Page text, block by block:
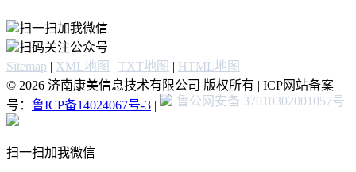
扫一扫加我微信
扫码关注公众号
Sitemap | XML地图 | TXT地图 | HTML地图
© 2026 济南康美信息技术有限公司 版权所有 | ICP网站备案
号： 鲁ICP备14024067号-3 | 鲁公网安备 37010302001057号
扫一扫加我微信